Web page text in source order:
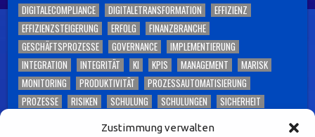
Zustimmung verwalten
DIGITALECOMPLIANCE
DIGITALETRANSFORMATION
EFFIZIENZ
EFFIZIENZSTEIGERUNG
ERFOLG
FINANZBRANCHE
GESCHÄFTSPROZESSE
GOVERNANCE
IMPLEMENTIERUNG
INTEGRATION
INTEGRITÄT KI KPIS MANAGEMENT
MARISK
MONITORING
PRODUKTIVITÄT
PROZESSAUTOMATISIERUNG
PROZESSE
RISIKEN SCHULUNG SCHULUNGEN
SICHERHEIT